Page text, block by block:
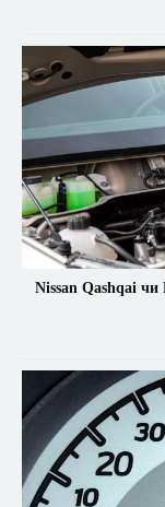
Nissan Qashqai